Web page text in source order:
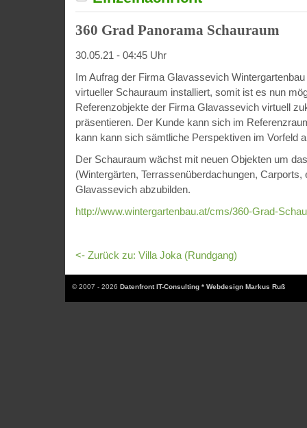
360 Grad Panorama Schauraum
30.05.21 - 04:45 Uhr
Im Aufrag der Firma Glavassevich
virtueller Schauraum installiert, somit ist es nun
Referenzobjekte der Firma Glavassevich virtuell
präsentieren. Der Kunde kann sich im
kann kann sich sämtliche Perspektiven im Vorfeld
Der Schauraum wächst mit neuen Objekten um
(Wintergärten, Terrassenüberdachungen, Carports,
Glavassevich abzubilden.
http://www.wintergartenbau.at/cms/360-Grad-
<- Zurück zu: Villa Joka (Rundgang)
© 2007 - 2026 Datenfront IT-Consulting * Webdesign Markus Ruß